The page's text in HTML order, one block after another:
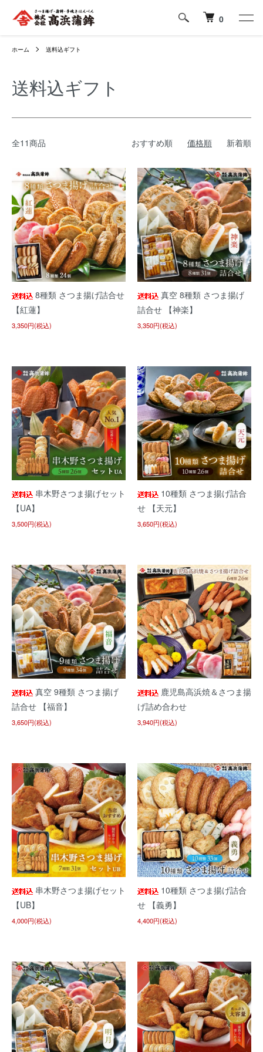
0
ホーム 送料込ギフト
送料込ギフト
全11商品 おすすめ順 価格順 新着順
8種類 さつま揚げ詰合せ
【紅蓮】
3,350円(税込)
真空 8種類 さつま揚げ
詰合せ 【神楽】
3,350円(税込)
串木野さつま揚げセット
【UA】
3,500円(税込)
10種類 さつま揚げ詰合
せ 【天元】
3,650円(税込)
真空 9種類 さつま揚げ
詰合せ 【福音】
3,650円(税込)
鹿児島高浜焼＆さつま揚
げ詰め合わせ
3,940円(税込)
串木野さつま揚げセット
【UB】
4,000円(税込)
10種類 さつま揚げ詰合
せ 【義勇】
4,400円(税込)